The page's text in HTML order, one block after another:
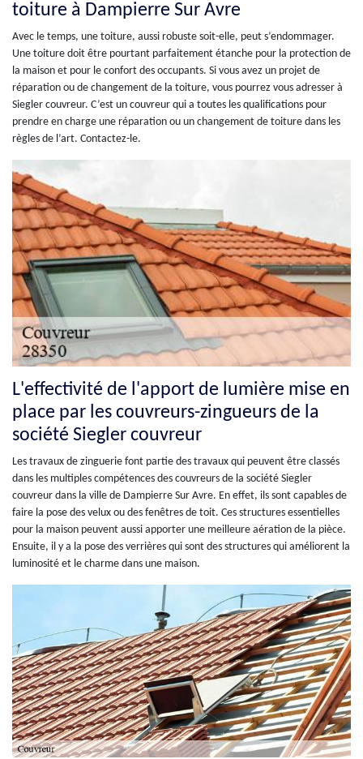
toiture à Dampierre Sur Avre
Avec le temps, une toiture, aussi robuste soit-elle, peut s’endommager.
Une toiture doit être pourtant parfaitement étanche pour la protection de
la maison et pour le confort des occupants. Si vous avez un projet de
réparation ou de changement de la toiture, vous pourrez vous adresser à
Siegler couvreur. C’est un couvreur qui a toutes les qualifications pour
prendre en charge une réparation ou un changement de toiture dans les
règles de l’art. Contactez-le.
L'effectivité de l'apport de lumière mise en
place par les couvreurs-zingueurs de la
société Siegler couvreur
Les travaux de zinguerie font partie des travaux qui peuvent être classés
dans les multiples compétences des couvreurs de la société Siegler
couvreur dans la ville de Dampierre Sur Avre. En effet, ils sont capables de
faire la pose des velux ou des fenêtres de toit. Ces structures essentielles
pour la maison peuvent aussi apporter une meilleure aération de la pièce.
Ensuite, il y a la pose des verrières qui sont des structures qui améliorent la
luminosité et le charme dans une maison.